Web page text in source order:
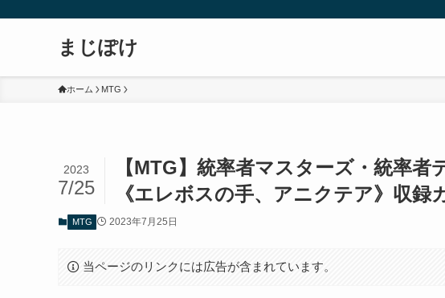
まじぽけ
ホーム MTG
【MTG】統率者マスターズ・統率者
《エレボスの手、アニクテア》収録
2023
7/25
MTG 2023年7月25日
当ページのリンクには広告が含まれています。